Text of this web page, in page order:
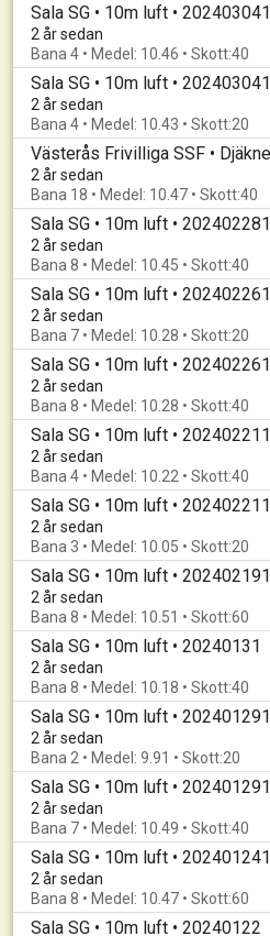
Sala SG • 10m luft • 202403041
2 år sedan
Bana 4 • Medel: 10.46 • Skott:40
Sala SG • 10m luft • 202403041
2 år sedan
Bana 4 • Medel: 10.43 • Skott:20
2 år sedan
Bana 18 • Medel: 10.47 • Skott:40
Sala SG • 10m luft • 202402281
2 år sedan
Bana 8 • Medel: 10.45 • Skott:40
Sala SG • 10m luft • 202402261
2 år sedan
Bana 7 • Medel: 10.28 • Skott:20
Sala SG • 10m luft • 202402261
2 år sedan
Bana 8 • Medel: 10.28 • Skott:40
Sala SG • 10m luft • 202402211
2 år sedan
Bana 4 • Medel: 10.22 • Skott:40
Sala SG • 10m luft • 202402211
2 år sedan
Bana 3 • Medel: 10.05 • Skott:20
Sala SG • 10m luft • 202402191
2 år sedan
Bana 8 • Medel: 10.51 • Skott:60
Sala SG • 10m luft • 20240131
2 år sedan
Bana 8 • Medel: 10.18 • Skott:40
Sala SG • 10m luft • 202401291
2 år sedan
Bana 2 • Medel: 9.91 • Skott:20
Sala SG • 10m luft • 202401291
2 år sedan
Bana 7 • Medel: 10.49 • Skott:40
Sala SG • 10m luft • 202401241
2 år sedan
Bana 8 • Medel: 10.47 • Skott:60
Sala SG • 10m luft • 20240122